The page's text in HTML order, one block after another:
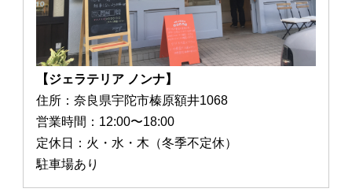
【ジェラテリア ノンナ】
住所：奈良県宇陀市榛原額井1068
営業時間：12:00〜18:00
定休日：火・水・木（冬季不定休）
駐車場あり